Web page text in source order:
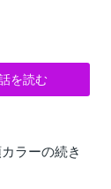
を読む
ラーの続き